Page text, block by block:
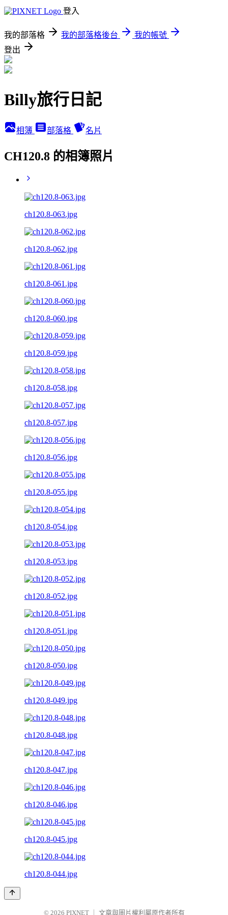
登入
我的部落格 我的部落格後台
我的帳號
登出
Billy旅行日記
相簿 部落格 名片
CH120.8 的相簿照片
ch120.8-063.jpg
ch120.8-062.jpg
ch120.8-061.jpg
ch120.8-060.jpg
ch120.8-059.jpg
ch120.8-058.jpg
ch120.8-057.jpg
ch120.8-056.jpg
ch120.8-055.jpg
ch120.8-054.jpg
ch120.8-053.jpg
ch120.8-052.jpg
ch120.8-051.jpg
ch120.8-050.jpg
ch120.8-049.jpg
ch120.8-048.jpg
ch120.8-047.jpg
ch120.8-046.jpg
ch120.8-045.jpg
ch120.8-044.jpg
© 2026 PIXNET 文章與圖片權利屬原作者所有